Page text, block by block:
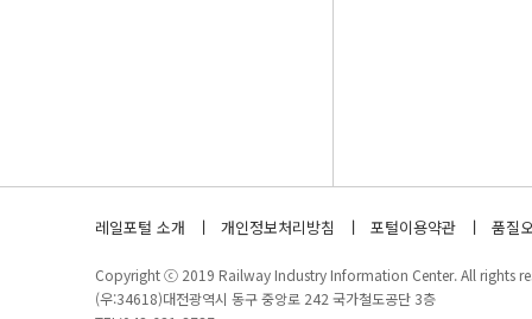
레일포털 소개 개인정보처리방침 포털이용약관 품질
Copyright ⓒ 2019 Railway Industry Information Center. All rights
(우:34618)대전광역시 동구 중앙로 242 국가철도공단 3층